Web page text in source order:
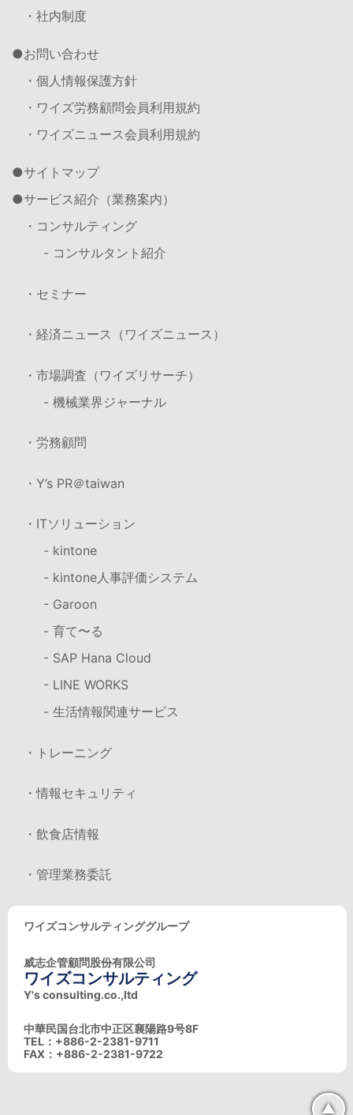
・社内制度
お問い合わせ
・個人情報保護方針
・ワイズ労務顧問会員利用規約
・ワイズニュース会員利用規約
サイトマップ
サービス紹介（業務案内）
・コンサルティング
- コンサルタント紹介
・セミナー
・経済ニュース（ワイズニュース）
・市場調査（ワイズリサーチ）
- 機械業界ジャーナル
・労務顧問
・Y’s PR＠taiwan
・ITソリューション
- kintone
- kintone人事評価システム
- Garoon
- 育て〜る
- SAP Hana Cloud
- LINE WORKS
- 生活情報関連サービス
・トレーニング
・情報セキュリティ
・飲食店情報
・管理業務委託
ワイズコンサルティンググループ
威志企管顧問股份有限公司
ワイズコンサルティング
Y's consulting.co.,ltd
中華民国台北市中正区襄陽路9号8F
TEL：+886-2-2381-9711
FAX：+886-2-2381-9722
▲